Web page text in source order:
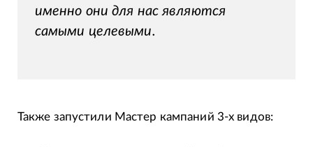
именно они для нас являются
самыми целевыми.
Также запустили Мастер кампаний 3-х видов: